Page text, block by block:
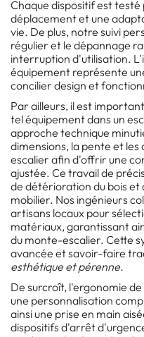
Chaque dispositif est
déplacement et une
vie. De plus, notre suivi
régulier et le dépannage
interruption d'utilisation.
équipement représente
concilier design et
Par ailleurs, il est
tel équipement dans un
approche technique
dimensions, la pente et
escalier afin d'offrir une
ajustée. Ce travail de
de détérioration du bois
mobilier. Nos ingénieurs
artisans locaux pour
matériaux, garantissant
du monte-escalier. Cette
avancée et savoir-faire
esthétique et pérenne.
De surcroît, l'ergonomie
une personnalisation
ainsi une prise en main
dispositifs d'arrêt